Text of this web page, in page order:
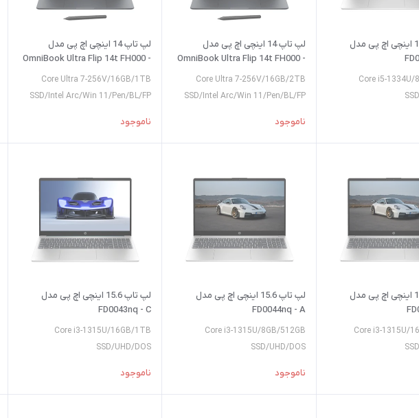
لپ تاپ 15.6 اینچی اچ پی مدل
Core i5-1334U/
لپ تاپ 14 اینچی اچ پی مدل
OmniBook Ultra Flip 14t FH000 -
B
Core Ultra 7-256V/16GB/2TB
SSD/Intel Arc/Win 11/Pen/BL/FP
ناموجود
لپ تاپ 14 اینچی اچ پی مدل
OmniBook Ultra Flip 14t FH000 -
A
Core Ultra 7-256V/16GB/1TB
SSD/Intel Arc/Win 11/Pen/BL/FP
ناموجود
لپ تاپ 15.6 اینچی اچ پی مدل
Core i3-1315U/
لپ تاپ 15.6 اینچی اچ پی مدل
FD0044nq - A
Core i3-1315U/8GB/512GB
SSD/UHD/DOS
ناموجود
لپ تاپ 15.6 اینچی اچ پی مدل
FD0043nq - C
Core i3-1315U/16GB/1TB
SSD/UHD/DOS
ناموجود